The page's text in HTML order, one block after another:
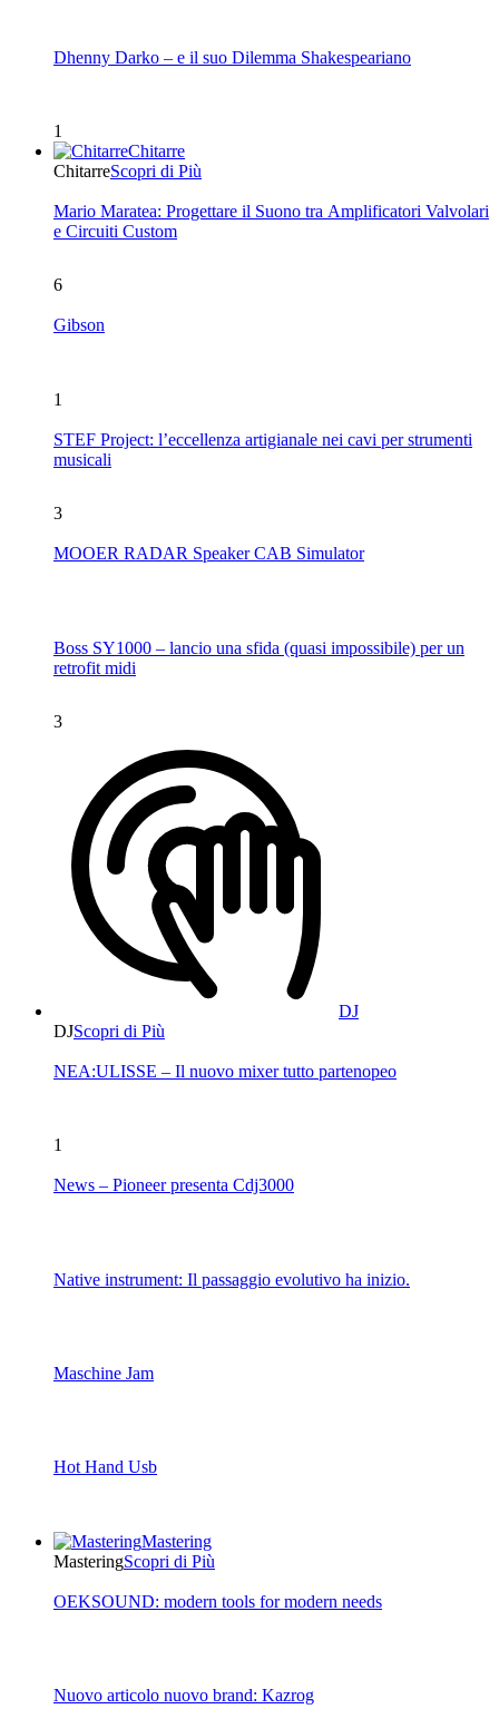
Dhenny Darko – e il suo Dilemma Shakespeariano
1
Chitarre
ChitarreScopri di Più
Mario Maratea: Progettare il Suono tra Amplificatori Valvolari
e Circuiti Custom
6
Gibson
1
STEF Project: l’eccellenza artigianale nei cavi per strumenti
musicali
3
MOOER RADAR Speaker CAB Simulator
Boss SY1000 – lancio una sfida (quasi impossibile) per un
retrofit midi
3
DJ
DJScopri di Più
NEA:ULISSE – Il nuovo mixer tutto partenopeo
1
News – Pioneer presenta Cdj3000
Native instrument: Il passaggio evolutivo ha inizio.
Maschine Jam
Hot Hand Usb
Mastering
MasteringScopri di Più
OEKSOUND: modern tools for modern needs
Nuovo articolo nuovo brand: Kazrog